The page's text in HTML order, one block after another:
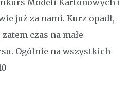
już za nami. Kurz opadł,
czas na małe
Ogólnie na wszystkich